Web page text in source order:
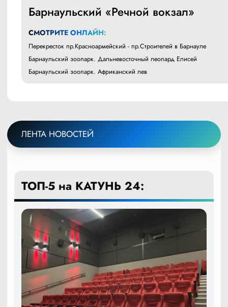
Барнаульский «Речной вокзал»
СМОТРИТЕ ОНЛАЙН:
Перекресток пр.Красноармейский - пр.Строителей в Барнауле
Барнаульский зоопарк. Дальневосточный леопард Елисей
Барнаульский зоопарк. Африканский лев
ЛЕНТА НОВОСТЕЙ
ТОП-5 на КАТУНЬ 24: